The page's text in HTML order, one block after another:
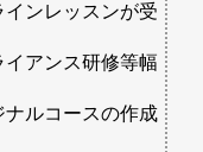
ンレッスンが受
アンス研修等幅
ナルコースの作成